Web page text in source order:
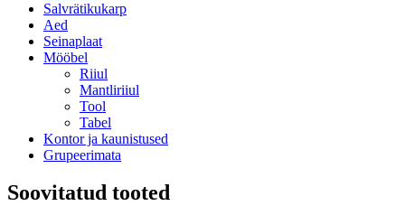
Salvrätikukarp
Aed
Seinaplaat
Mööbel
Riiul
Mantliriiul
Tool
Tabel
Kontor ja kaunistused
Grupeerimata
Soovitatud tooted